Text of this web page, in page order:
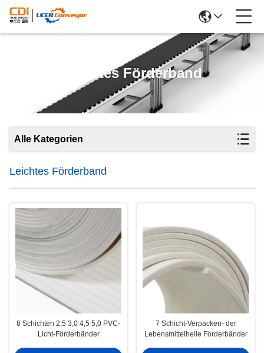
Leichtes Förderband
Alle Kategorien
Leichtes Förderband
8 Schichten 2,5 3,0 4,5 5,0 PVC-
Licht-Förderbänder
7 Schicht-Verpacken- der
Lebensmittelhelle Förderbänder